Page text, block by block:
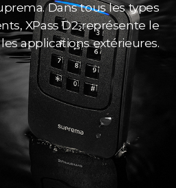
Dans tous les types
XPass D2 représente le
applications extérieures.